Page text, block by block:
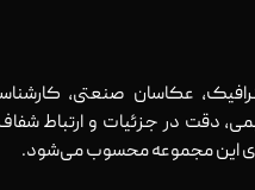
عکاسان صنعتی،
دقت در جزئیات و ارتباط
این مجموعه محسوب می‌شود.